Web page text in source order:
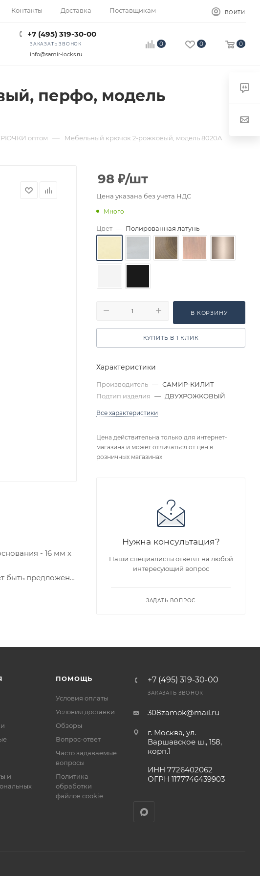
Контакты Доставка Поставщикам ВОЙТИ
+7 (495) 319-30-00
ЗАКАЗАТЬ ЗВОНОК
info@samir-locks.ru
0 0 0
перфо, модель
оптом — Мебельный крючок 2-рожковый, модель 8020A
- 16 мм х
быть предложен
98 ₽/шт
Цена указана без учета НДС
Много
Цвет — Полированная латунь
В КОРЗИНУ
КУПИТЬ В 1 КЛИК
Характеристики
Производитель — САМИР-КИЛИТ
Подтип изделия — ДВУХРОЖКОВЫЙ
Все характеристики
Цена действительна только для интернет-
магазина и может отличаться от цен в
розничных магазинах
Нужна консультация?
Наши специалисты ответят на любой
интересующий вопрос
ЗАДАТЬ ВОПРОС
и
ПОМОЩЬ
Условия оплаты
Условия доставки
Обзоры
Вопрос-ответ
Часто задаваемые
вопросы
Политика
обработки
файлов cookie
+7 (495) 319-30-00
ЗАКАЗАТЬ ЗВОНОК
308zamok@mail.ru
г. Москва, ул.
Варшавское ш., 158,
корп.1
ИНН 7726402062
ОГРН 1177746439903